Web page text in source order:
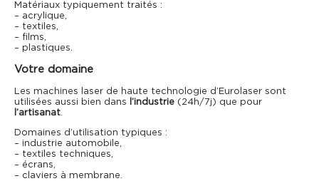
Matériaux typiquement traités :
– acrylique,
– textiles,
– films,
– plastiques.
Votre domaine
Les machines laser de haute technologie d’Eurolaser sont
utilisées aussi bien dans
l’industrie (24h/7j) que pour
l’artisanat.
Domaines d’utilisation typiques :
– industrie automobile,
– textiles techniques,
– écrans,
– claviers à membrane.